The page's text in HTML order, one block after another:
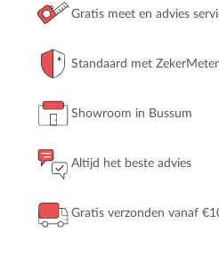
Gratis meet en advies
Standaard met
Showroom in Bussum
Altijd het beste advies
Gratis verzonden vanaf